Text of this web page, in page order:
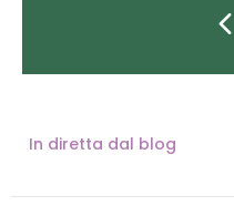
In diretta dal blog